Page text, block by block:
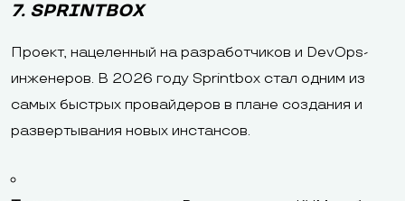
7. SPRINTBOX
Проект, нацеленный на разработчиков и DevOps-
инженеров. В 2026 году Sprintbox стал одним из
самых быстрых провайдеров в плане создания и
развертывания новых инстансов.